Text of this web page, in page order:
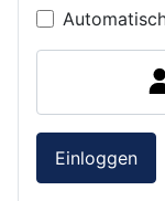
Einloggen